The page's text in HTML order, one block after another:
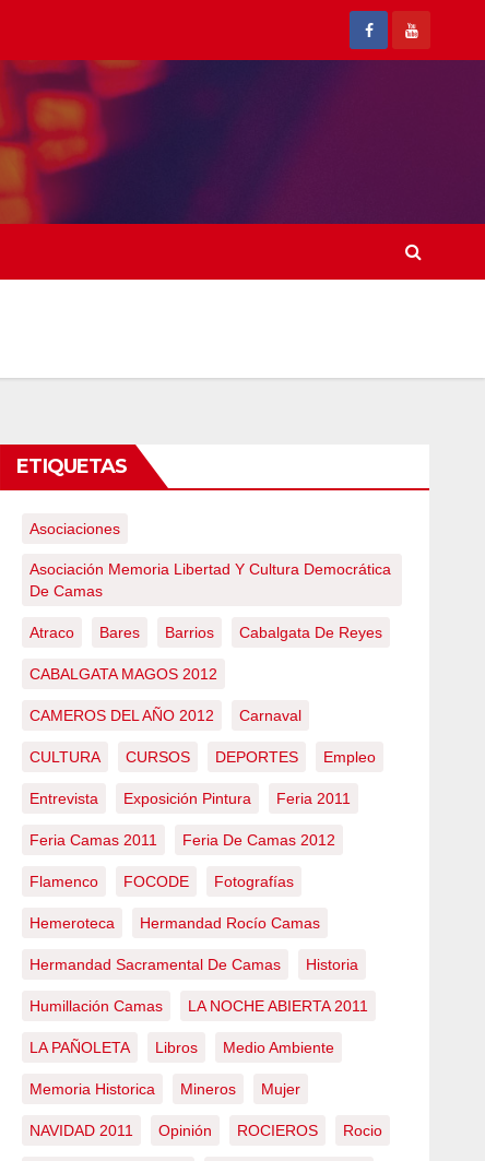
ETIQUETAS
Asociaciones
Asociación Memoria Libertad Y Cultura Democrática
De Camas
Atraco Bares Barrios Cabalgata De Reyes
CABALGATA MAGOS 2012
CAMEROS DEL AÑO 2012 Carnaval
CULTURA CURSOS DEPORTES Empleo
Entrevista Exposición Pintura Feria 2011
Feria Camas 2011 Feria De Camas 2012
Flamenco FOCODE Fotografías
Hemeroteca Hermandad Rocío Camas
Hermandad Sacramental De Camas Historia
Humillación Camas LA NOCHE ABIERTA 2011
LA PAÑOLETA Libros Medio Ambiente
Memoria Historica Mineros Mujer
NAVIDAD 2011 Opinión ROCIEROS Rocio